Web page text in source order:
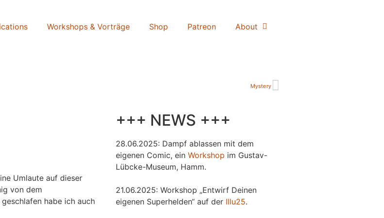
Workshops & Vorträge Shop Patreon About
Mystery
Umlaute auf dieser
von dem
habe ich auch
+++ NEWS +++
28.06.2025: Dampf ablassen mit dem
eigenen Comic, ein Workshop im Gustav-
Lübcke-Museum, Hamm.
21.06.2025: Workshop „Entwirf Deinen
eigenen Superhelden“ auf der Illu25.